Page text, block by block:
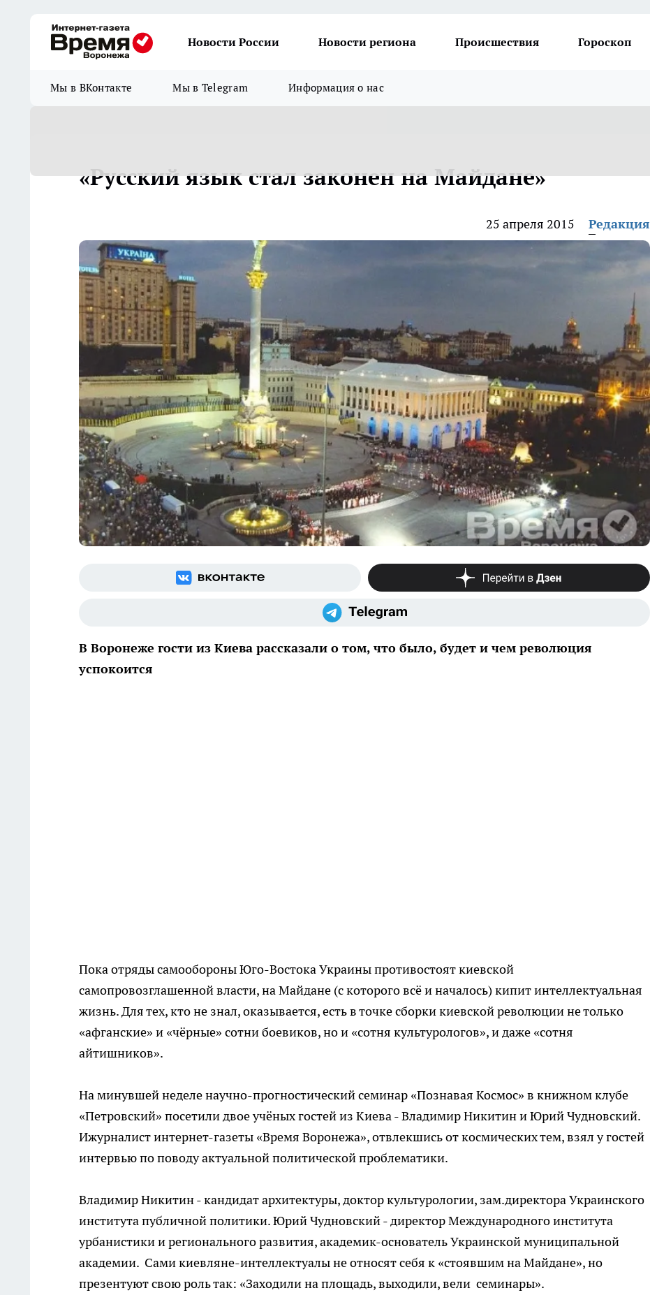
Новости России Новости региона Происшествия Гороскоп
Мы в ВКонтакте Мы в Telegram Информация о нас
«Русский язык стал законен на Майдане»
25 апреля 2015 Редакция
В Воронеже гости из Киева рассказали о том, что было, будет и чем революция
успокоится
Пока отряды самообороны Юго-Востока Украины противостоят киевской
самопровозглашенной власти, на Майдане (с которого всё и началось) кипит интеллектуальная
жизнь. Для тех, кто не знал, оказывается, есть в точке сборки киевской революции не только
«афганские» и «чёрные» сотни боевиков, но и «сотня культурологов», и даже «сотня
айтишников».
На минувшей неделе научно-прогностический семинар «Познавая Космос» в книжном клубе
«Петровский» посетили двое учёных гостей из Киева - Владимир Никитин и Юрий Чудновский.
Ижурналист интернет-газеты «Время Воронежа», отвлекшись от космических тем, взял у гостей
интервью по поводу актуальной политической проблематики.
Владимир Никитин - кандидат архитектуры, доктор культурологии, зам.директора Украинского
института публичной политики. Юрий Чудновский - директор Международного института
урбанистики и регионального развития, академик-основатель Украинской муниципальной
академии. Сами киевляне-интеллектуалы не относят себя к «стоявшим на Майдане», но
презентуют свою роль так: «Заходили на площадь, выходили, вели семинары».